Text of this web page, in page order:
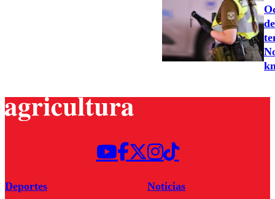
Deportes
Noticias